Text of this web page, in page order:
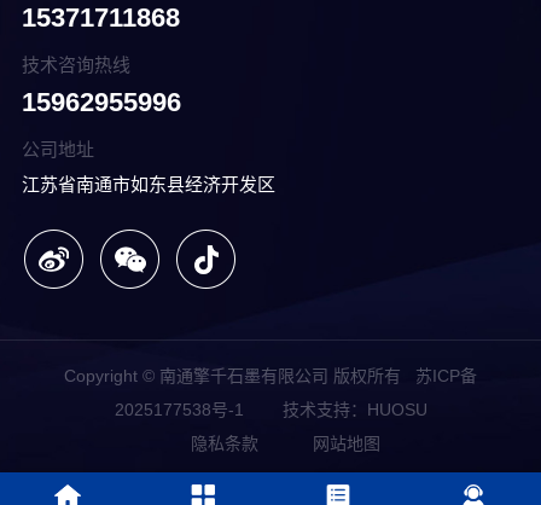
15371711868
技术咨询热线
15962955996
公司地址
江苏省南通市如东县经济开发区
Copyright © 南通擎千石墨有限公司 版权所有 苏ICP备
2025177538号-1
技术支持：HUOSU
隐私条款
网站地图